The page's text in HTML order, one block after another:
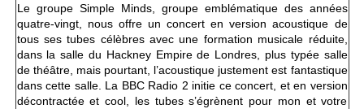
Le groupe Simple Minds, groupe emblématique des années
quatre-vingt, nous offre un concert en version acoustique de
tous ses tubes célèbres avec une formation musicale réduite,
dans la salle du Hackney Empire de Londres, plus typée salle
de théâtre, mais pourtant, l’acoustique justement est fantastique
dans cette salle. La BBC Radio 2 initie ce concert, et en version
décontractée et cool, les tubes s’égrènent pour mon et votre